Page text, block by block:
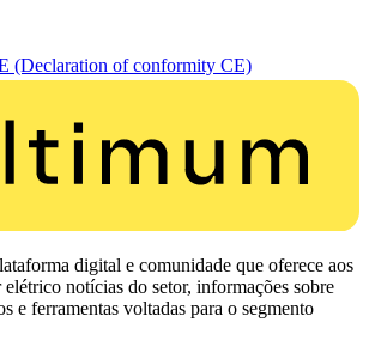
(Declaration of conformity CE)
digital e comunidade que oferece aos
notícias do setor, informações sobre
e ferramentas voltadas para o segmento